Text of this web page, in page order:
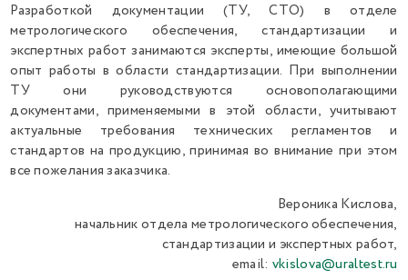
Разработкой документации (ТУ, СТО) в отделе
метрологического обеспечения, стандартизации и
экспертных работ занимаются эксперты, имеющие большой
опыт работы в области стандартизации. При выполнении
ТУ они руководствуются основополагающими
документами, применяемыми в этой области, учитывают
актуальные требования технических регламентов и
стандартов на продукцию, принимая во внимание при этом
все пожелания заказчика.
Вероника Кислова,
начальник отдела метрологического обеспечения,
стандартизации и экспертных работ,
email: vkislova@uraltest.ru